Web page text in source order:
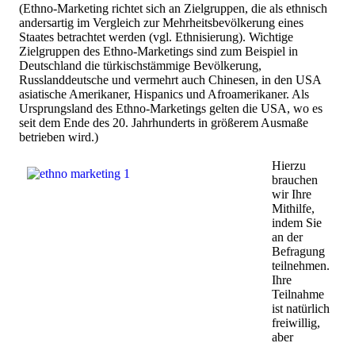
(Ethno-Marketing richtet sich an Zielgruppen, die als ethnisch
andersartig im Vergleich zur Mehrheitsbevölkerung eines
Staates betrachtet werden (vgl. Ethnisierung). Wichtige
Zielgruppen des Ethno-Marketings sind zum Beispiel in
Deutschland die türkischstämmige Bevölkerung,
Russlanddeutsche und vermehrt auch Chinesen, in den USA
asiatische Amerikaner, Hispanics und Afroamerikaner. Als
Ursprungsland des Ethno-Marketings gelten die USA, wo es
seit dem Ende des 20. Jahrhunderts in größerem Ausmaße
betrieben wird.)
Hierzu
brauchen
wir Ihre
Mithilfe,
indem Sie
an der
Befragung
teilnehmen.
Ihre
Teilnahme
ist natürlich
freiwillig,
aber